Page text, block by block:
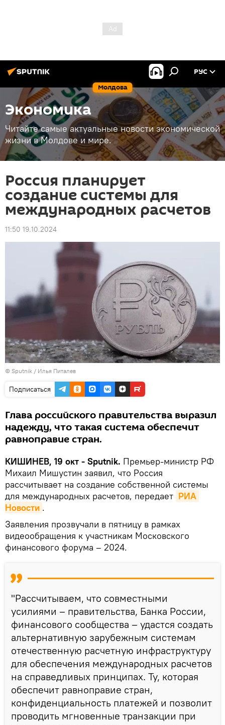
Молдова
РУС
Экономика
Читайте самые актуальные новости экономической
жизни в Молдове и мире.
Россия планирует
создание системы для
международных расчетов
11:50 19.10.2024
© Sputnik / Илья Питалев
Подписаться
Глава российского правительства выразил
надежду, что такая система обеспечит
равноправие стран.
КИШИНЕВ, 19 окт - Sputnik. Премьер-министр РФ
Михаил Мишустин заявил, что Россия
рассчитывает на создание собственной системы
для международных расчетов, передает РИА
Новости .
Заявления прозвучали в пятницу в рамках
видеообращения к участникам Московского
финансового форума – 2024.
"Рассчитываем, что совместными
усилиями – правительства, Банка России,
финансового сообщества – удастся создать
альтернативную зарубежным системам
отечественную расчетную инфраструктуру
для обеспечения международных расчетов
на справедливых принципах. Ту, которая
обеспечит равноправие стран,
конфиденциальность платежей и позволит
проводить мгновенные транзакции при